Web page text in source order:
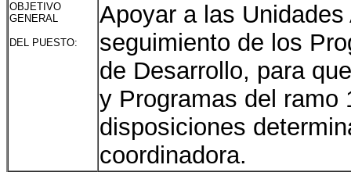
OBJETIVO
GENERAL
DEL PUESTO:
Apoyar a las
seguimiento de los
de Desarrollo, para
y Programas del ramo
disposiciones
coordinadora.